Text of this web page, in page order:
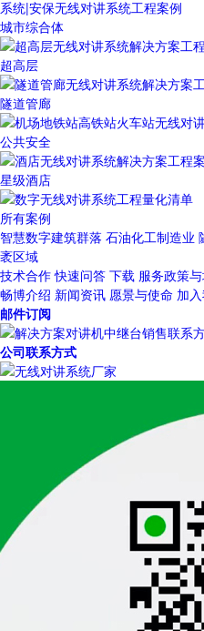
城市综合体
超高层
隧道管廊
公共安全
星级酒店
所有案例
智慧数字建筑群落 石油化工制造业
袤区域
技术合作 快速问答 下载 服务政策
畅博介绍 新闻资讯 愿景与使命 加
邮件订阅
公司联系方式